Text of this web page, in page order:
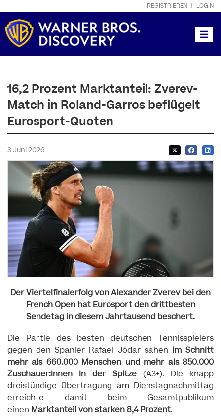
REGISTRIEREN LOGIN
16,2 Prozent Marktanteil: Zverev-
Match in Roland-Garros beflügelt
Eurosport-Quoten
3 Juni 2026
Der Viertelfinalerfolg von Alexander Zverev bei den
French Open hat Eurosport den drittbesten
Sendetag in diesem Jahrtausend beschert.
Die Partie des besten deutschen Tennisspielers
gegen den Spanier Rafael Jódar sahen im Schnitt
mehr als 660.000 Menschen und mehr als 850.000
Zuschauer:innen in der Spitze(A3+). Die knapp
dreistündige Übertragung am Dienstagnachmittag
erreichte damit beim Gesamtpublikum
einen Marktanteil von starken 8,4 Prozent.